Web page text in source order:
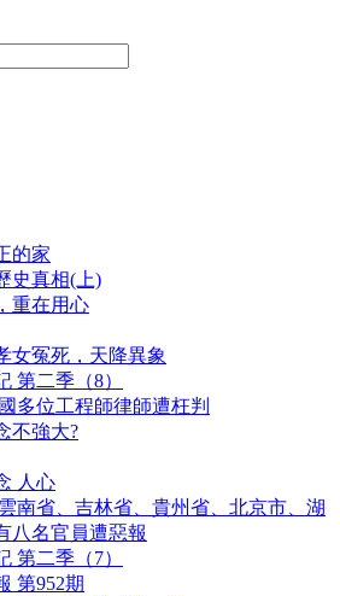
的家
史真相(上)
重在用心
女冤死，天降異象
第二季（8）
多位工程師律師遭枉判
不強大?
人心
南省、吉林省、貴州省、北京市、湖
八名官員遭惡報
第二季（7）
第952期